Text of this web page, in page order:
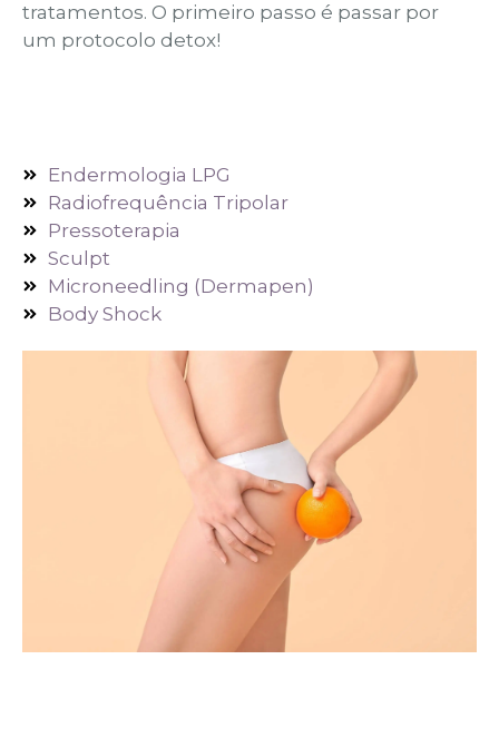
tratamentos. O primeiro passo é passar por
um protocolo detox!
Endermologia LPG
Radiofrequência Tripolar
Pressoterapia
Sculpt
Microneedling (Dermapen)
Body Shock